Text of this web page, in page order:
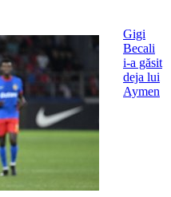
Gigi
Becali
i-a găsit
deja lui
Aymen